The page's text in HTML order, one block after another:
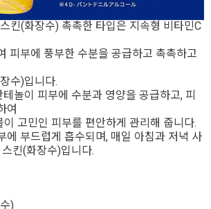
킨(화장수) 촉촉한 타입은 지속형 비타민C
피부에 풍부한 수분을 공급하고 촉촉하고
수)입니다.
놀이 피부에 수분과 영양을 공급하고, 피
여
고민인 피부를 편안하게 관리해 줍니다.
에 부드럽게 흡수되며, 매일 아침과 저녁 사
킨(화장수)입니다.
)